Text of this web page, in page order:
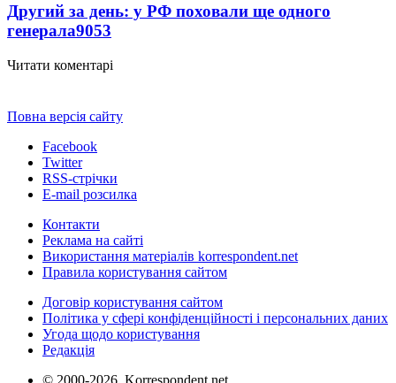
Другий за день: у РФ поховали ще одного
генерала9053
Читати коментарі
Повна версія сайту
Facebook
Twitter
RSS-стрічки
E-mail розсилка
Контакти
Реклама на сайті
Використання матеріалів korrespondent.net
Правила користування сайтом
Договір користування сайтом
Політика у сфері конфіденційності і персональних даних
Угода щодо користування
Редакція
© 2000-2026, Korrespondent.net